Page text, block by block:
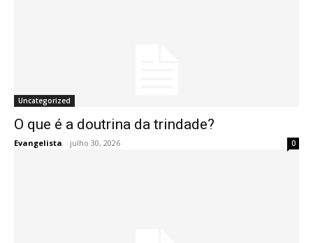
Uncategorized
O que é a doutrina da trindade?
Evangelista - julho 30, 2026 0